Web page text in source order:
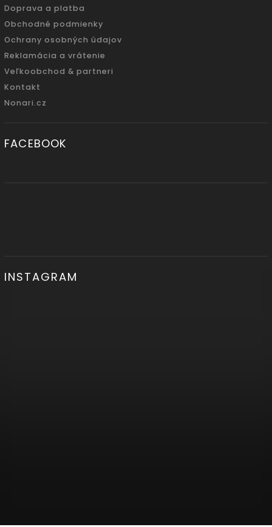
Doprava a platba
Obchodné podmienky
Ochrany osobných údajov
Reklamácia a vrátenie
Veľkoobchod & partneri
Kontakt
Nonari.cz
FACEBOOK
INSTAGRAM